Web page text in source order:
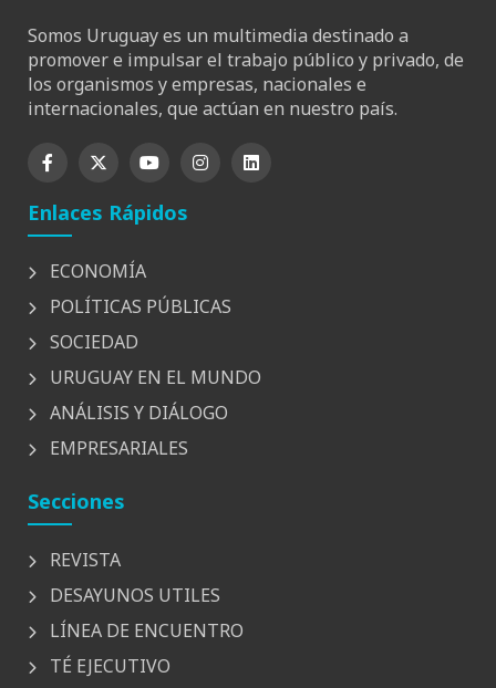
Somos Uruguay es un multimedia destinado a
promover e impulsar el trabajo público y privado, de
los organismos y empresas, nacionales e
internacionales, que actúan en nuestro país.
Enlaces Rápidos
ECONOMÍA
POLÍTICAS PÚBLICAS
SOCIEDAD
URUGUAY EN EL MUNDO
ANÁLISIS Y DIÁLOGO
EMPRESARIALES
Secciones
REVISTA
DESAYUNOS UTILES
LÍNEA DE ENCUENTRO
TÉ EJECUTIVO